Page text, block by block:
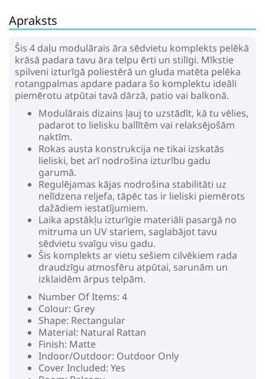
Apraksts
Šis 4 daļu modulārais āra sēdvietu komplekts pelēkā
krāsā padara tavu āra telpu ērti un stilīgi. Mīkstie
spilveni izturīgā poliestērā un gluda matēta pelēka
rotangpalmas apdare padara šo komplektu ideāli
piemērotu atpūtai tavā dārzā, patio vai balkonā.
Modulārais dizains ļauj to uzstādīt, kā tu vēlies,
padarot to lielisku ballītēm vai relaksējošām
naktīm.
Rokas austa konstrukcija ne tikai izskatās
lieliski, bet arī nodrošina izturību gadu
garumā.
Regulējamas kājas nodrošina stabilitāti uz
nelīdzena reljefa, tāpēc tas ir lieliski piemērots
dažādiem iestatījumiem.
Laika apstākļu izturīgie materiāli pasargā no
mitruma un UV stariem, saglabājot tavu
sēdvietu svaīgu visu gadu.
Šis komplekts ar vietu sešiem cilvēkiem rada
draudzīgu atmosfēru atpūtai, sarunām un
izklaidēm ārpus telpām.
Number Of Items: 4
Colour: Grey
Shape: Rectangular
Material: Natural Rattan
Finish: Matte
Indoor/Outdoor: Outdoor Only
Cover Included: Yes